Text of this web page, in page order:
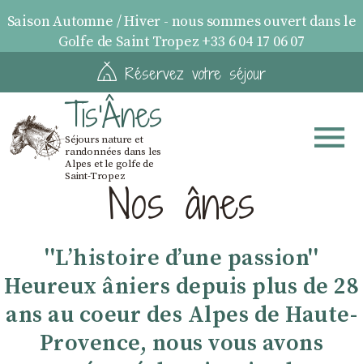
Saison Automne / Hiver - nous sommes ouvert dans le
Golfe de Saint Tropez +33 6 04 17 06 07
Réservez votre séjour
Tis'Ânes
Séjours nature et
randonnées dans les
Alpes et le golfe de
Saint-TropezNos ânes
''Lʼhistoire dʼune passion''
Heureux âniers depuis plus de 28
ans au coeur des Alpes de Haute-
Provence, nous vous avons